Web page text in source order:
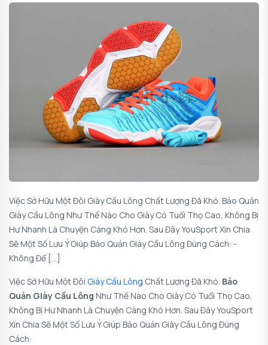
Việc Sở Hữu Một Đôi Giày Cầu Lông Chất Lượng Đã Khó. Bảo Quản
Giày Cầu Lông Như Thế Nào Cho Giày Có Tuổi Thọ Cao, Không Bị
Hư Nhanh Là Chuyện Càng Khó Hơn. Sau Đây YouSport Xin Chia
Sẽ Một Số Lưu Ý Giúp Bảo Quản Giày Cầu Lông Đúng Cách: -
Không Để […]
Việc Sở Hữu Một Đôi Giày Cầu Lông Chất Lượng Đã Khó. Bảo
Quản Giày Cầu Lông Như Thế Nào Cho Giày Có Tuổi Thọ Cao,
Không Bị Hư Nhanh Là Chuyện Càng Khó Hơn. Sau Đây YouSport
Xin Chia Sẽ Một Số Lưu Ý Giúp Bảo Quản Giày Cầu Lông Đúng
Cách: